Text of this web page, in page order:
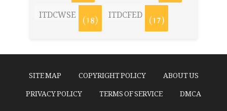
ITDCWSE (18) ITDCFED (17)
ABOUT US
COPYRIGHT POLICY
SITE MAP
DMCA
TERMS OF SERVICE
PRIVACY POLICY